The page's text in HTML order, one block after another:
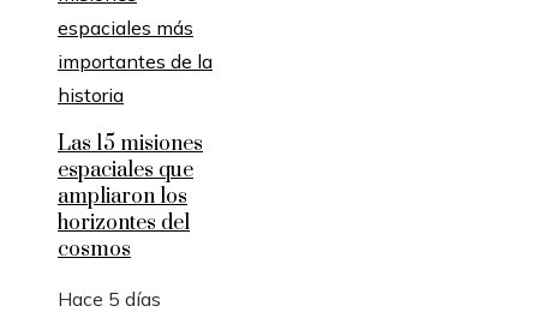
Las 15 misiones
espaciales que
ampliaron los
horizontes del
cosmos
Hace 5 días